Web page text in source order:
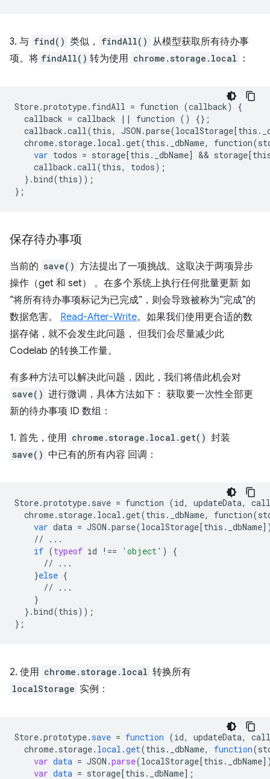
3. 与 find() 类似， findAll() 从模型获取所有待办事
项。将 findAll() 转为使用 chrome.storage.local ：
Store.prototype. findAll = function (callback)
{
callback = callback || function ()
{};
callback .call(this, JSON .parse(localStorage [this .
chrome. storage. local .get(this . _dbName, function(
var todos = storage [this . _dbName] && storage [
callback .call(this, todos);
} .bind(this));
};
保存待办事项
当前的 save() 方法提出了一项挑战。这取决于两项异步
操作（get 和 set） 。在多个系统上执行任何批量更新 如
“将所有待办事项标记为已完成”，则会导致被称为“完成”的
数据危害。 Read-After-Write。如果我们使用更合适的数
据存储，就不会发生此问题， 但我们会尽量减少此
Codelab 的转换工作量。
有多种方法可以解决此问题，因此，我们将借此机会对
save() 进行微调，具体方法如下： 获取要一次性全部更
新的待办事项 ID 数组：
1. 首先，使用 chrome.storage.local.get() 封装
save() 中已有的所有内容 回调：
Store.prototype. save = function (id, updateData,
chrome. storage. local .get(this . _dbName, function(
var data = JSON .parse(localStorage [this . _dbName
//
...
if (typeof id !== 'object' )
{
//
...
}else {
//
...
}
} .bind(this));
};
2. 使用 chrome.storage.local 转换所有
localStorage 实例：
Store.prototype.save = function (id, updateData,
chrome. storage. local .get(this . _dbName, function(
var data = JSON .parse(localStorage [this._dbName]
var data = storage [this._dbName] ;